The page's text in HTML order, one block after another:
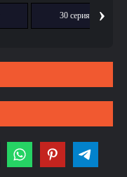
30 серия ›